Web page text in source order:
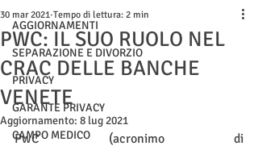
AGGIORNAMENTI
SEPARAZIONE E DIVORZIO
PRIVACY
GARANTE PRIVACY
CAMPO MEDICO
PWC: IL SUO RUOLO NEL
CRAC DELLE BANCHE
VENETE
30 mar 2021 Tempo di lettura: 2 min
Aggiornamento: 8 lug 2021
PwC (acronimo di